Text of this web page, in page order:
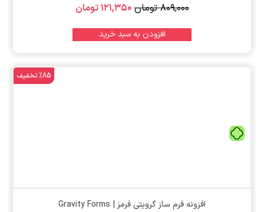
۸۰۹,۰۰۰ تومان۱۲۱,۳۵۰تومان
افزودن به سبد خرید
%85 تخفیف
افزونه فرم ساز گرویتی فرمز | Gravity Forms